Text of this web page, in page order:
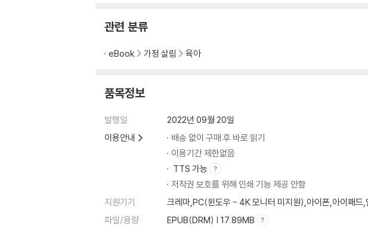
8장 외로운 섬, 친구 사귀기 힘든 아이 《파랑이와 노랑이》
10장 조금 느린 아이 《달팽이》
1장 질문 좀 하는 아이 《지렁이 칼의 아주 특별한 질문》
2장 오늘의 거짓말 《왜 거짓말을 할까?》
3장 기본 생활 습관 여든까지 간다 《번개 세수》
4장 집중력 100배 늘리는 작은 습관 《앵무새 열 마리》
5장 돕는 즐거움이 아이를 키운다 《크리스마스 선물》
6장 언어를 향기롭게 가꾸려면 《뭐라고 말해야 할까요?》
7장 우리 아이 독서 습관 《글자 먹는 악어》
관련 분류
eBook 가정 살림 육아
품목정보
발행일
2022년 09월 20일
이용안내
배송 없이 구매 후 바로 읽기
이용기간 제한없음
TTS 가능
저작권 보호를 위해 인쇄 기능 제공 안함
지원기기
크레마,PC(윈도우 - 4K 모니터 미지원),아이폰,아이패드
파일/용량
EPUB(DRM) | 17.89MB